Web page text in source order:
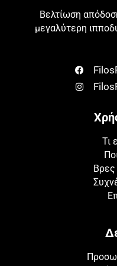
Βελτίωση
μεγαλύτερη
Τι